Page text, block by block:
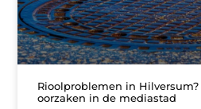
Rioolproblemen in
oorzaken in de mediastad